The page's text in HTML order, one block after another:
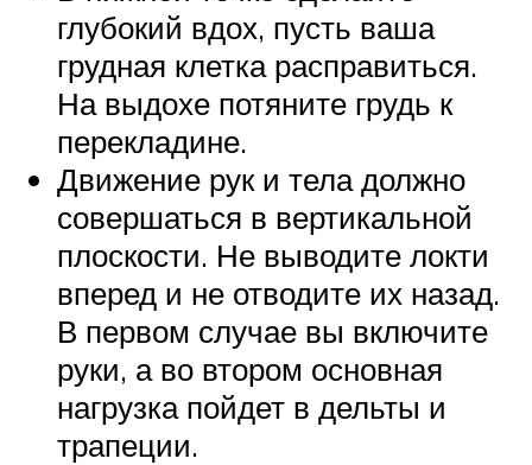
глубокий вдох, пусть ваша
грудная клетка расправиться.
На выдохе потяните грудь к
перекладине.
Движение рук и тела должно
совершаться в вертикальной
плоскости. Не выводите локти
вперед и не отводите их назад.
В первом случае вы включите
руки, а во втором основная
нагрузка пойдет в дельты и
трапеции.